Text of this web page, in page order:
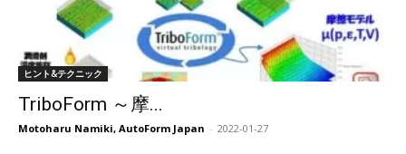
ヒント&テクニック
TriboForm ～摩...
Motoharu Namiki, AutoForm Japan - 2022-01-27